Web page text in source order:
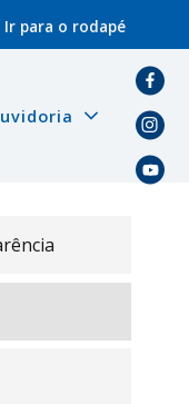
Ir para o rodapé